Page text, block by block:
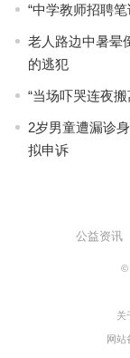
“中学教师招聘
老人路边中暑晕
的逃犯
“当场吓哭连夜
2岁男童遭漏诊
拟申诉
公益资讯
©
关
网站